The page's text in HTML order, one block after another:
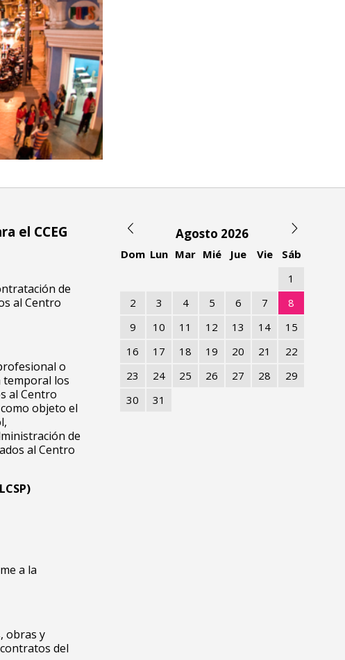
el CCEG
de
al Centro
o
temporal los
al Centro
objeto el
de
al Centro
a la
obras y
del
Agosto 2026
Dom Lun Mar Mié Jue Vie
Sáb
1
2
3 4 5 6 7
8
9
10 11 12 13 14
15
16
17 18 19 20 21
22
23
24 25 26 27 28
29
30
31